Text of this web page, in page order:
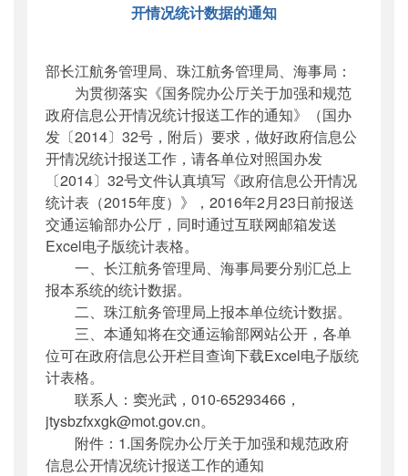
开情况统计数据的通知
部长江航务管理局、珠江航务管理局、海事局：
为贯彻落实《国务院办公厅关于加强和规范
政府信息公开情况统计报送工作的通知》（国办
发〔2014〕32号，附后）要求，做好政府信息公
开情况统计报送工作，请各单位对照国办发
〔2014〕32号文件认真填写《政府信息公开情况
统计表（2015年度）》，2016年2月23日前报送
交通运输部办公厅，同时通过互联网邮箱发送
Excel电子版统计表格。
一、长江航务管理局、海事局要分别汇总上
报本系统的统计数据。
二、珠江航务管理局上报本单位统计数据。
三、本通知将在交通运输部网站公开，各单
位可在政府信息公开栏目查询下载Excel电子版统
计表格。
联系人：窦光武，010-65293466，
jtysbzfxxgk@mot.gov.cn。
附件：1.国务院办公厅关于加强和规范政府
信息公开情况统计报送工作的通知